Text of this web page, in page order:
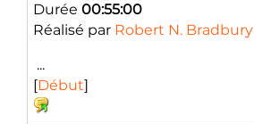
Durée 00:55:00
Réalisé par Robert N. Bradbury
...
[Début]